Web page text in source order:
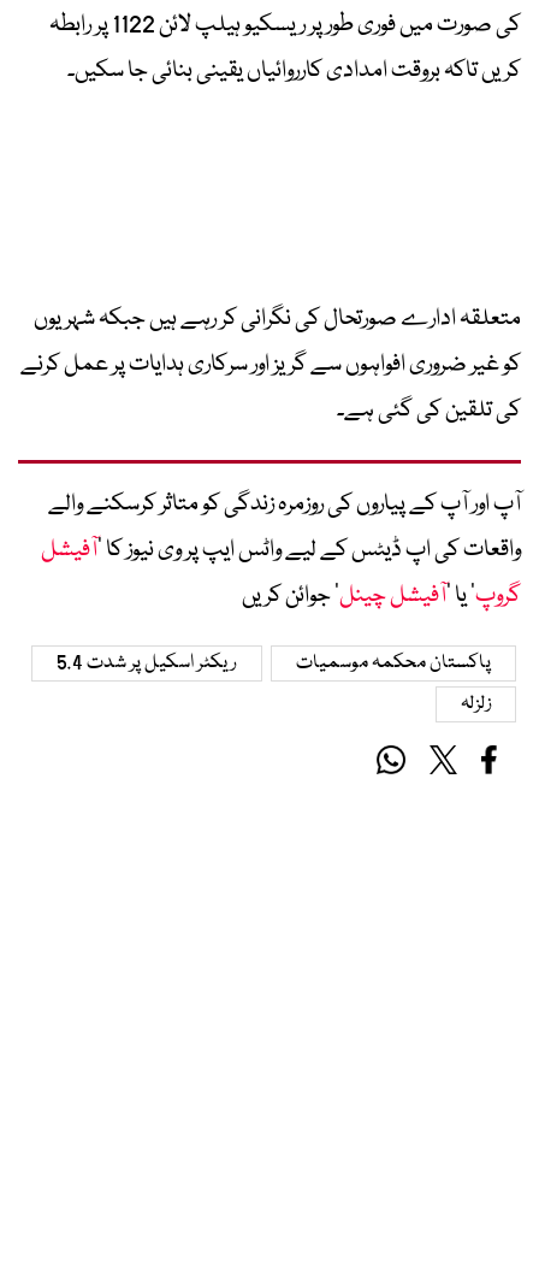
کی صورت میں فوری طور پر ریسکیو ہیلپ لائن 1122 پر رابطہ
کریں تاکہ بروقت امدادی کارروائیاں یقینی بنائی جا سکیں۔
متعلقہ ادارے صورتحال کی نگرانی کر رہے ہیں جبکہ شہریوں
کو غیر ضروری افواہوں سے گریز اور سرکاری ہدایات پر عمل کرنے
کی تلقین کی گئی ہے۔
آپ اور آپ کے پیاروں کی روزمرہ زندگی کو متاثر کرسکنے والے
واقعات کی اپ ڈیٹس کے لیے واٹس ایپ پر وی نیوز کا ’آفیشل
گروپ‘ یا ’آفیشل چینل‘ جوائن کریں
پاکستان محکمہ موسمیات
ریکٹر اسکیل پر شدت 5.4
زلزلہ